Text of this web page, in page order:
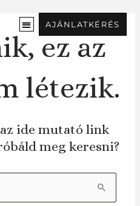
AJÁNLATKÉRÉS
ez az
létezik.
ide mutató link
meg keresni?